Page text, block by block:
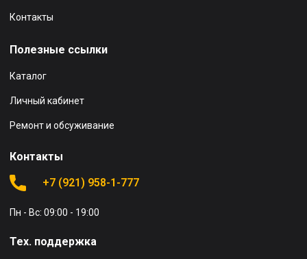
Контакты
Полезные ссылки
Каталог
Личный кабинет
Ремонт и обсуживание
Контакты
+7 (921) 958-1-777
Пн - Вс: 09:00 - 19:00
Тех. поддержка